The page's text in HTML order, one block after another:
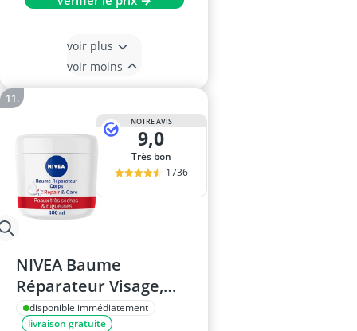
voir plus
voir moins
NOTRE AVIS
9,0
Très bon
1736
NIVEA Baume
Réparateur Visage,
Corps & Mains 400 ml
disponible immédiatement
livraison gratuite